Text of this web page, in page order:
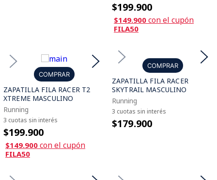
$199.900
$149.900 con el cupón
FILA50
COMPRAR
ZAPATILLA FILA RACER T2
XTREME MASCULINO
Running
3 cuotas sin interés
$199.900
$149.900 con el cupón
FILA50
COMPRAR
ZAPATILLA FILA RACER
SKYTRAIL MASCULINO
Running
3 cuotas sin interés
$179.900